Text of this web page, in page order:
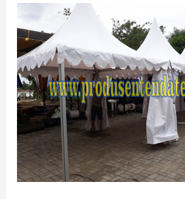
TERMURAH
JUAL
TENDA
SARNAFIL